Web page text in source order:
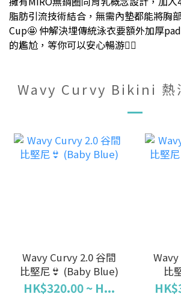
脂肪引流技術結合，無需內墊都能將胸
Cup🤩 仲解決埋傳統泳衣要額外加厚pad
的尷尬，等你可以安心暢游🏊‍♀️
Wavy Curvy Bikini 熱
Wavy Curvy 2.0 谷間
比堅尼👙 (Baby Blue)
HK$320.00 ~ H...
比